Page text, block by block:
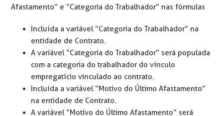
Afastamento” e “Categoria do Trabalhador” nas fórmulas
Incluída a variável “Categoria do Trabalhador” na
entidade de Contrato.
A variável “Categoria do Trabalhador” será populada
com a categoria do trabalhador do vínculo
empregatício vinculado ao contrato.
Incluída a variável “Motivo do Último Afastamento”
na entidade de Contrato.
A variável “Motivo do Último Afastamento” será